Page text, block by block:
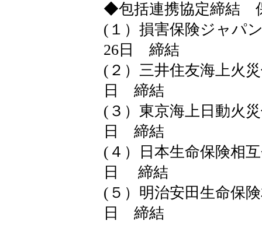
◆包括連携協定締結
(１）損害保険ジャ
26日 締結
(２）三井住友海上火
日 締結
(３）東京海上日動火
日 締結
(４）日本生命保
日 締結
(５）明治安田生命
日 締結